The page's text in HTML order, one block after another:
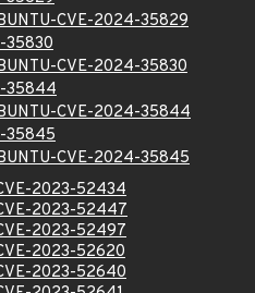
CVE-2024-35829
35830
CVE-2024-35830
35844
CVE-2024-35844
35845
CVE-2024-35845
2023-52434
2023-52447
2023-52497
2023-52620
2023-52640